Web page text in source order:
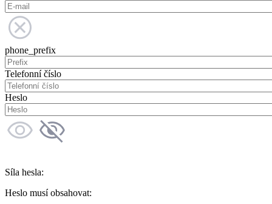
phone_prefix
Telefonní číslo
Heslo
Síla hesla:
Heslo musí obsahovat: